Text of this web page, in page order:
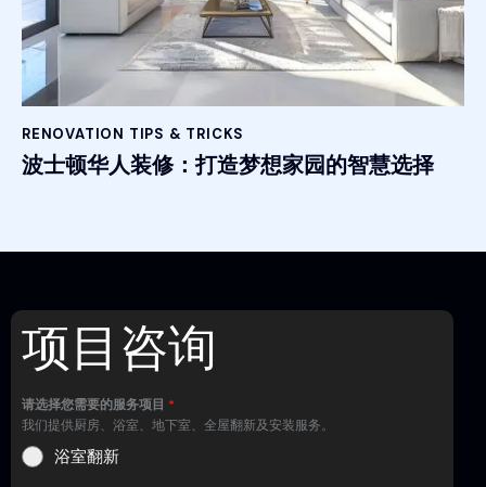
RENOVATION TIPS & TRICKS
波士顿华人装修：打造梦想家园的智慧选择
项目咨询
请选择您需要的服务项目 *
我们提供厨房、浴室、地下室、全屋翻新及安装服务。
浴室翻新